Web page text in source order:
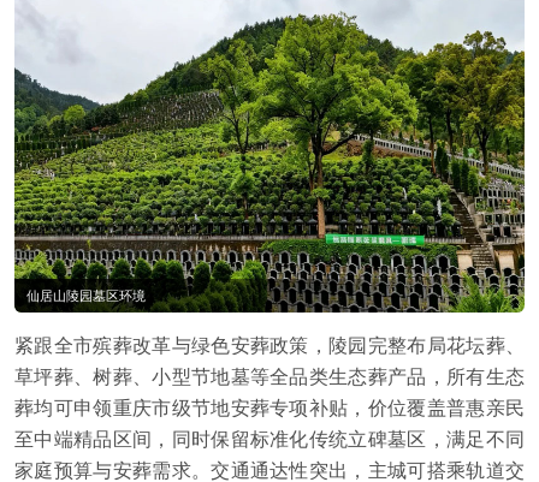
仙居山陵园墓区环境
紧跟全市殡葬改革与绿色安葬政策，陵园完整布局花坛葬、
草坪葬、树葬、小型节地墓等全品类生态葬产品，所有生态
葬均可申领重庆市级节地安葬专项补贴，价位覆盖普惠亲民
至中端精品区间，同时保留标准化传统立碑墓区，满足不同
家庭预算与安葬需求。交通通达性突出，主城可搭乘轨道交